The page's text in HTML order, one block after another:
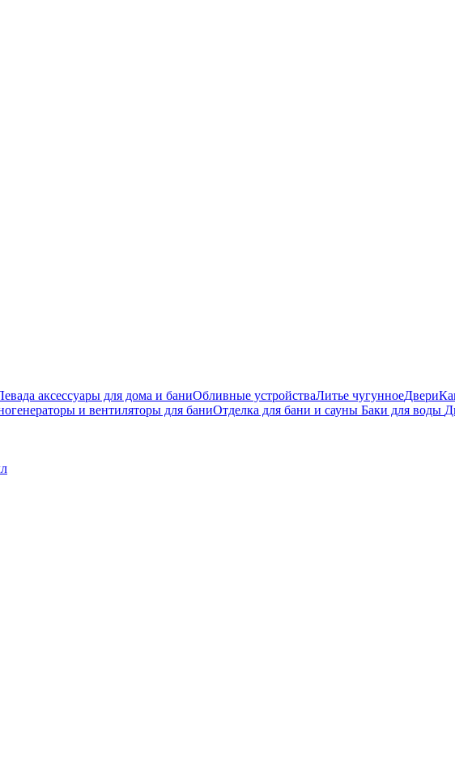
аксессуары для дома и баниОбливные устройстваЛитье чугунноеДвери
и вентиляторы для баниОтделка для бани и сауны Баки для воды